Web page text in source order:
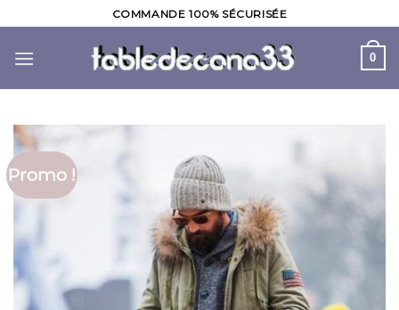
to
content
COMMANDE 100% SÉCURISÉE
0
Promo !